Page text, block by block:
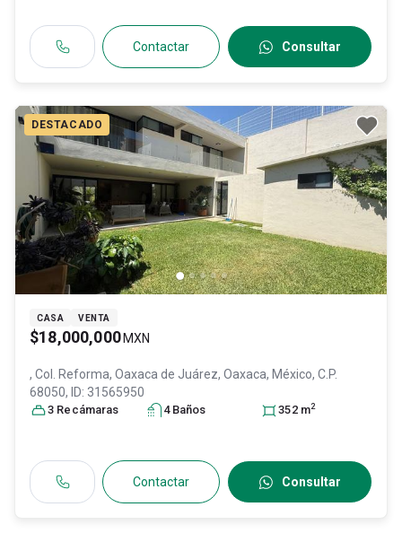
Contactar Consultar
DESTACADO
CASA VENTA
$18,000,000 MXN
, Col. Reforma, Oaxaca de Juárez, Oaxaca, México, C.P.
68050, ID: 31565950
3 Recámaras 4 Baños 352 m2
Contactar Consultar